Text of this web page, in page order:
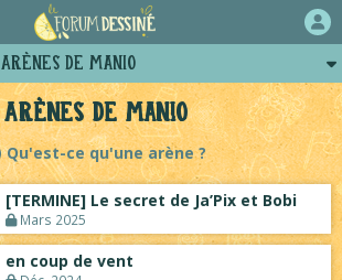
Arènes de Manio
Qu'est-ce qu'une arène ?
[TERMINE] Le secret de Ja’Pix et Bobi
Mars 2025
en coup de vent
Arènes de Manio
Profil de manio
Posts de manio
Projets collectifs de manio